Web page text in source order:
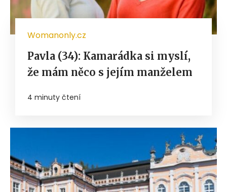
Womanonly.cz
Pavla (34): Kamarádka si myslí,
že mám něco s jejím manželem
4 minuty čtení